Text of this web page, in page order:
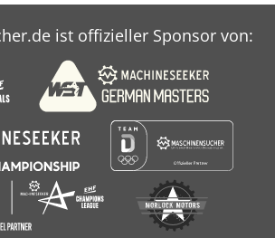
ist offizieller Sponsor von: